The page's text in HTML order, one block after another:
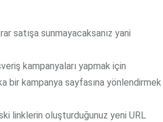
satışa sunmayacaksanız yani
kampanyaları yapmak için
bir kampanya sayfasına yönlendirmek
linklerin oluşturduğunuz yeni URL